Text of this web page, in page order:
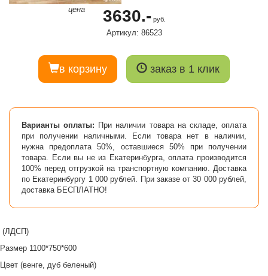
цена 3630.-руб.
Артикул: 86523
в корзину заказ в 1 клик
Варианты оплаты: При наличии товара на складе, оплата
при получении наличными. Если товара нет в наличии,
нужна предоплата 50%, оставшиеся 50% при получении
товара. Если вы не из Екатеринбурга, оплата производится
100% перед отгрузкой на транспортную компанию. Доставка
по Екатеринбургу 1 000 рублей. При заказе от 30 000 рублей,
доставка БЕСПЛАТНО!
(ЛДСП)
Размер 1100*750*600
Цвет (венге, дуб беленый)